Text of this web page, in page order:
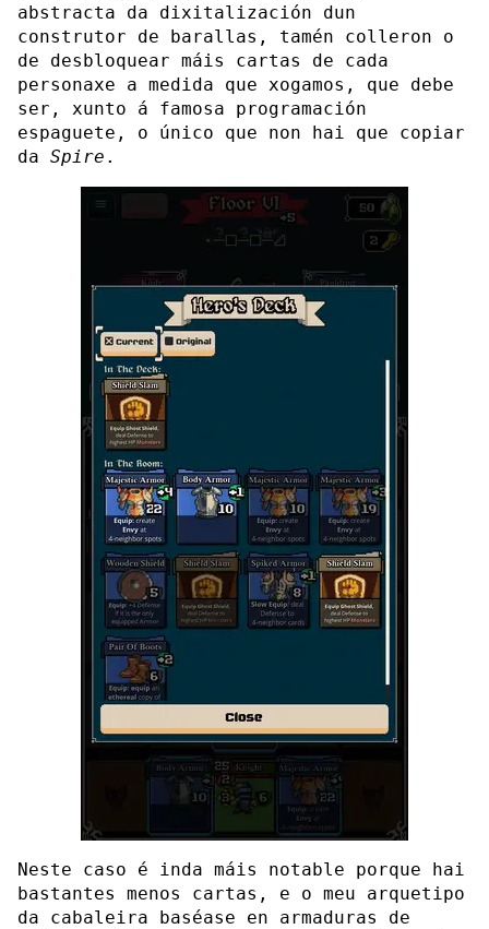
abstracta da dixitalización dun
construtor de barallas, tamén colleron o
de desbloquear máis cartas de cada
personaxe a medida que xogamos, que debe
ser, xunto á famosa programación
espaguete, o único que non hai que copiar
da Spire .
Neste caso é inda máis notable porque hai
bastantes menos cartas, e o meu arquetipo
da cabaleira baséase en armaduras de